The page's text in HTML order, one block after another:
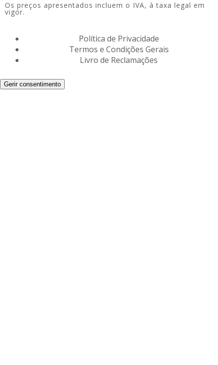
Os preços apresentados incluem o IVA, à taxa legal em
vigor.
Política de Privacidade
Termos e Condições Gerais
Livro de Reclamações
Gerir consentimento